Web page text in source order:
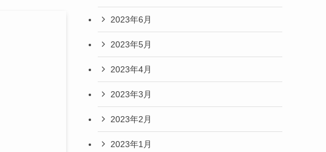
2023年6月
2023年5月
2023年4月
2023年3月
2023年2月
2023年1月